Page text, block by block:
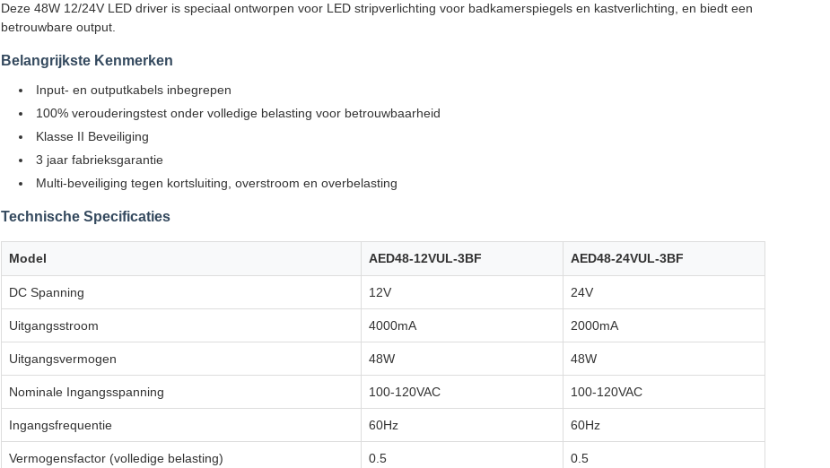
Deze 48W 12/24V LED driver is speciaal ontworpen voor LED stripverlichting voor badkamerspiegels en kastverlichting, en biedt een
betrouwbare output.
Belangrijkste Kenmerken
Input- en outputkabels inbegrepen
100% verouderingstest onder volledige belasting voor betrouwbaarheid
Klasse II Beveiliging
3 jaar fabrieksgarantie
Multi-beveiliging tegen kortsluiting, overstroom en overbelasting
Technische Specificaties
Model AED48-12VUL-3BF AED48-24VUL-3BF
DC Spanning 12V 24V
Uitgangsstroom 4000mA 2000mA
Uitgangsvermogen 48W 48W
Nominale Ingangsspanning 100-120VAC 100-120VAC
Ingangsfrequentie 60Hz 60Hz
Vermogensfactor (volledige belasting) 0.5 0.5